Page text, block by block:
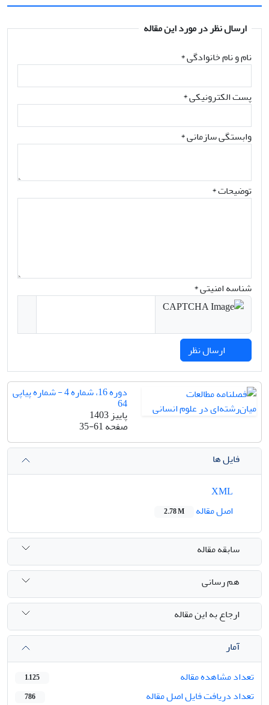
ارسال نظر در مورد این مقاله
نام و نام خانوادگی*
پست الکترونیکی*
وابستگی سازمانی *
توضیحات *
شناسه امنیتی *
دوره 16، شماره 4 - شماره پیاپی
64
پاییز 1403
صفحه35-61
فایل ها
اصل مقاله
2.78 M
سابقه مقاله
هم رسانی
ارجاع به این مقاله
آمار
تعداد مشاهده مقاله
1,125
تعداد دریافت فایل اصل مقاله 786